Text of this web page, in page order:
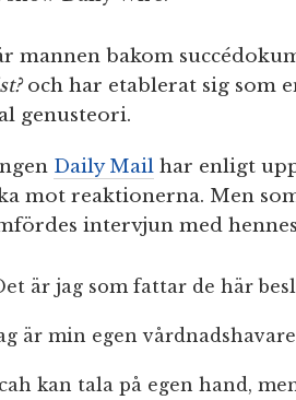
mannen bakom
och har etablerat sig som
genusteori.
Daily Mail har enligt
mot reaktionerna. Men
intervjun med
är jag som fattar de här
är min egen
kan tala på egen hand,